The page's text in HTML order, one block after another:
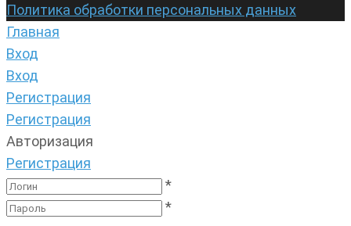
Политика обработки персональных данных
Главная
Вход
Вход
Регистрация
Регистрация
Авторизация
Регистрация
*
*